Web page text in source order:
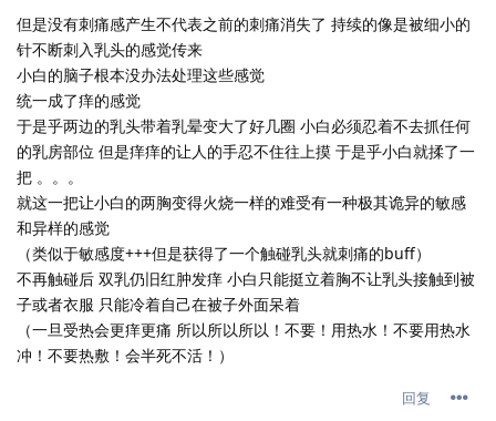
但是没有刺痛感产生不代表之前的刺痛消失了 持续的像是被细小的
针不断刺入乳头的感觉传来
小白的脑子根本没办法处理这些感觉
统一成了痒的感觉
于是乎两边的乳头带着乳晕变大了好几圈 小白必须忍着不去抓任何
的乳房部位 但是痒痒的让人的手忍不住往上摸 于是乎小白就揉了一
把 。。。
就这一把让小白的两胸变得火烧一样的难受有一种极其诡异的敏感
和异样的感觉
（类似于敏感度+++但是获得了一个触碰乳头就刺痛的buff）
不再触碰后 双乳仍旧红肿发痒 小白只能挺立着胸不让乳头接触到被
子或者衣服 只能冷着自己在被子外面呆着
（一旦受热会更痒更痛 所以所以所以！不要！用热水！不要用热水
冲！不要热敷！会半死不活！）
回复